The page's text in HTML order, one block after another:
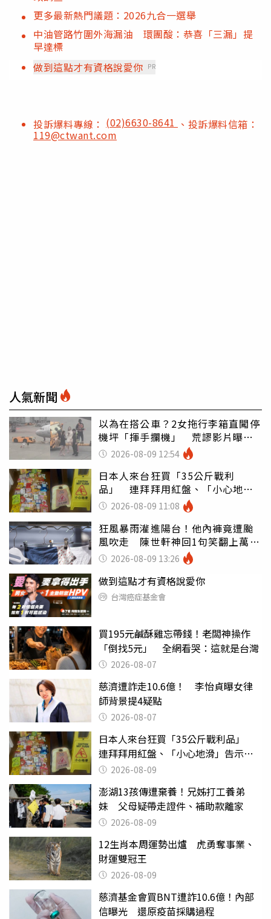
更多最新熱門議題：2026九合一選舉
中油管路竹圍外海漏油 環團酸：恭喜「三漏」提
早達標
做到這點才有資格說愛你 PR
投訴爆料專線： (02)6630-8641 、投訴爆料信箱：
119@ctwant.com
人氣新聞
以為在搭公車？2女拖行李箱直闖停
機坪「揮手攔機」 荒謬影片曝網
傻眼2026-08-09 12:54
日本人來台狂買「35公斤戰利
品」 連拜拜用紅盤、「小心地
滑」告示牌也帶回家
2026-08-09 11:08
狂風暴雨灌進陽台！他內褲竟遭颱
風吹走 陳世軒神回1句笑翻上萬網
友 2026-08-09 13:26
做到這點才有資格說愛你
台灣癌症基金會
買195元鹹酥雞忘帶錢！老闆神操作
「倒找5元」 全網看哭：這就是台灣
2026-08-07
慈濟遭詐走10.6億！ 李怡貞曝女律
師背景提4疑點
2026-08-07
日本人來台狂買「35公斤戰利品」
連拜拜用紅盤、「小心地滑」告示牌
也帶回家
2026-08-09
澎湖13孩傳遭棄養！兄姊打工養弟
妹 父母疑帶走證件、補助款離家
2026-08-09
12生肖本周運勢出爐 虎勇奪事業、
財運雙冠王
2026-08-09
慈濟基金會買BNT遭詐10.6億！內部
信曝光 還原疫苗採購過程